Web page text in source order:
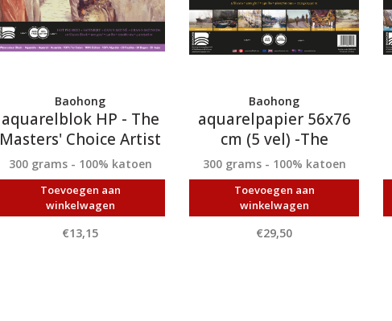
Baohong
aquarelblok HP - The
Masters' Choice Artist
300 grams - 100% katoen
Toevoegen aan
winkelwagen
€13,15
Baohong
aquarelpapier 56x76
cm (5 vel) -The
Masters' Choice Artist
300 grams - 100% katoen
Toevoegen aan
winkelwagen
€29,50